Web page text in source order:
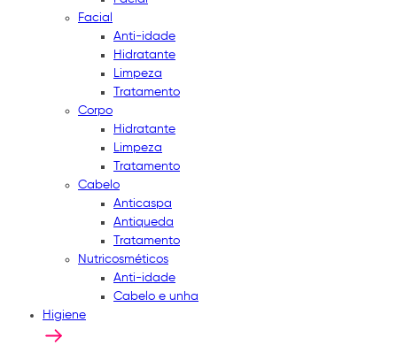
Facial
Anti-idade
Hidratante
Limpeza
Tratamento
Corpo
Hidratante
Limpeza
Tratamento
Cabelo
Anticaspa
Antiqueda
Tratamento
Nutricosméticos
Anti-idade
Cabelo e unha
Higiene